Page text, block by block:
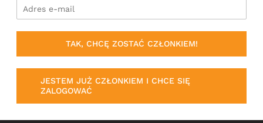
TAK, CHCĘ ZOSTAĆ CZŁONKIEM!
JESTEM JUŻ CZŁONKIEM I CHCE SIĘ
ZALOGOWAĆ